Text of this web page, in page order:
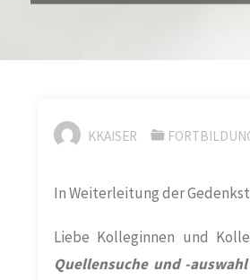
KKAISER
In Weiterleitung der
Liebe Kolleginnen und
Quellensuche und -auswahl